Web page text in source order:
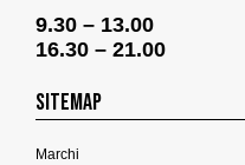
9.30 – 13.00
16.30 – 21.00
SITEMAP
Marchi